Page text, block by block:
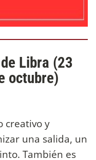
Libra (23
octubre)
creativo y
una salida, un
También es